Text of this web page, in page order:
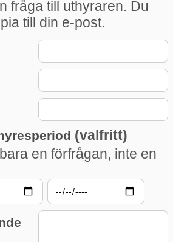
fråga till uthyraren. Du
till din e-post.
(valfritt)
en förfrågan, inte en
–